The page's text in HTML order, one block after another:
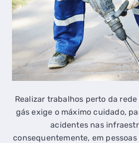
Realizar trabalhos perto da
gás exige o máximo cuidado,
acidentes nas
consequentemente, em